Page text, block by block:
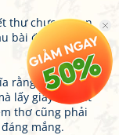
thư chực ve con
bài đặt là
Trời
rằng:
lấy giấy để viết
thơ cũng phải
mắng.